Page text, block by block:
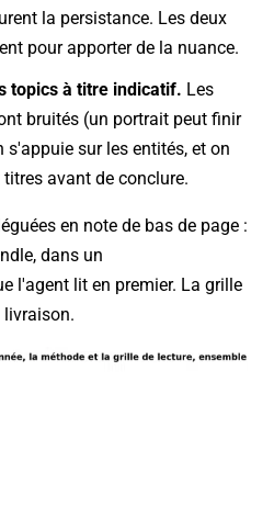
la persistance. Les deux
pour apporter de la nuance.
topics à titre indicatif. Les
bruités (un portrait peut finir
s'appuie sur les entités, et on
avant de conclure.
en note de bas de page :
dans un
l'agent lit en premier. La grille
livraison.